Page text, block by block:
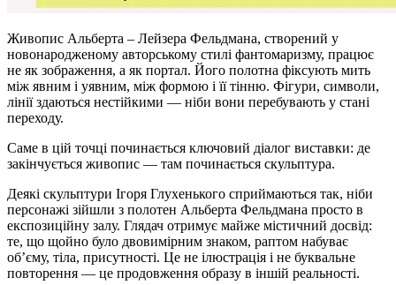
Живопис Альберта – Лейзера Фельдмана, створений у
новонародженому авторському стилі фантомаризму, працює
не як зображення, а як портал. Його полотна фіксують мить
між явним і уявним, між формою і її тінню. Фігури, символи,
лінії здаються нестійкими — ніби вони перебувають у стані
переходу.
Саме в цій точці починається ключовий діалог виставки: де
закінчується живопис — там починається скульптура.
Деякі скульптури Ігоря Глухенького сприймаються так, ніби
персонажі зійшли з полотен Альберта Фельдмана просто в
експозиційну залу. Глядач отримує майже містичний досвід:
те, що щойно було двовимірним знаком, раптом набуває
об’єму, тіла, присутності. Це не ілюстрація і не буквальне
повторення — це продовження образу в іншій реальності.